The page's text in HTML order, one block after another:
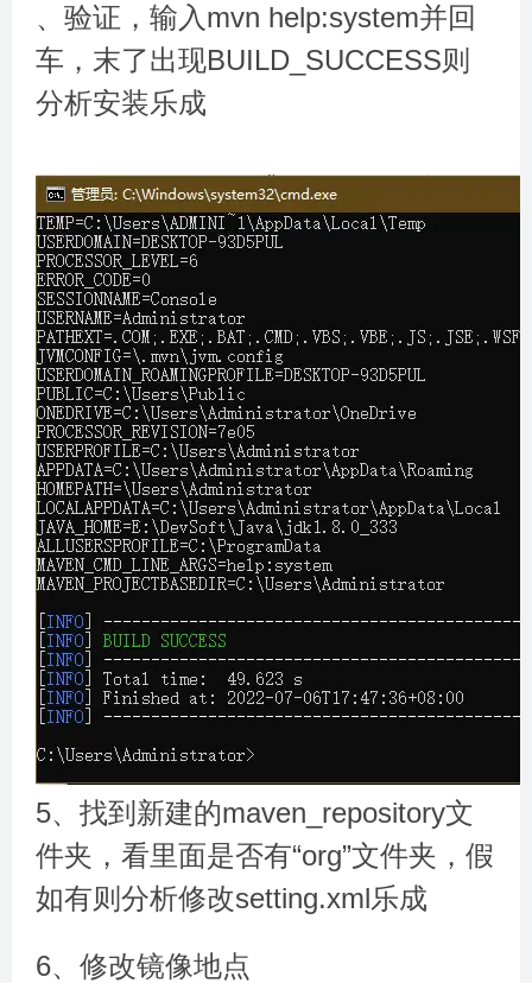
、验证，输入mvn help:system并回
车，末了出现BUILD_SUCCESS则
分析安装乐成
5、找到新建的maven_repository文
件夹，看里面是否有“org”文件夹，假
如有则分析修改setting.xml乐成
6、修改镜像地点